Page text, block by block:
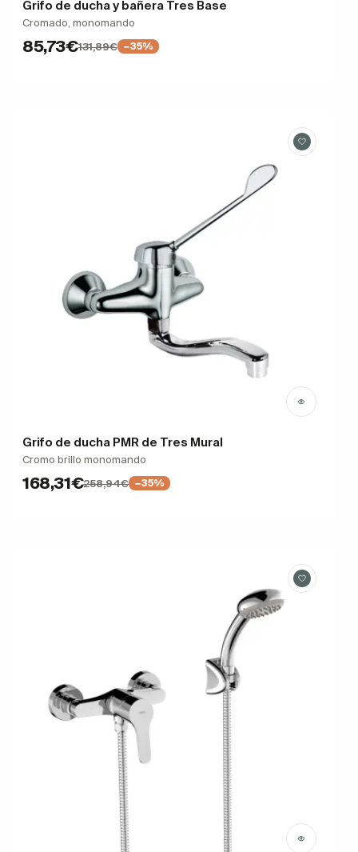
Grifo de ducha y bañera Tres Base
Cromado, monomando
85,73€131,89€ −35%
Grifo de ducha PMR de Tres Mural
Cromo brillo monomando
168,31€258,94€ −35%